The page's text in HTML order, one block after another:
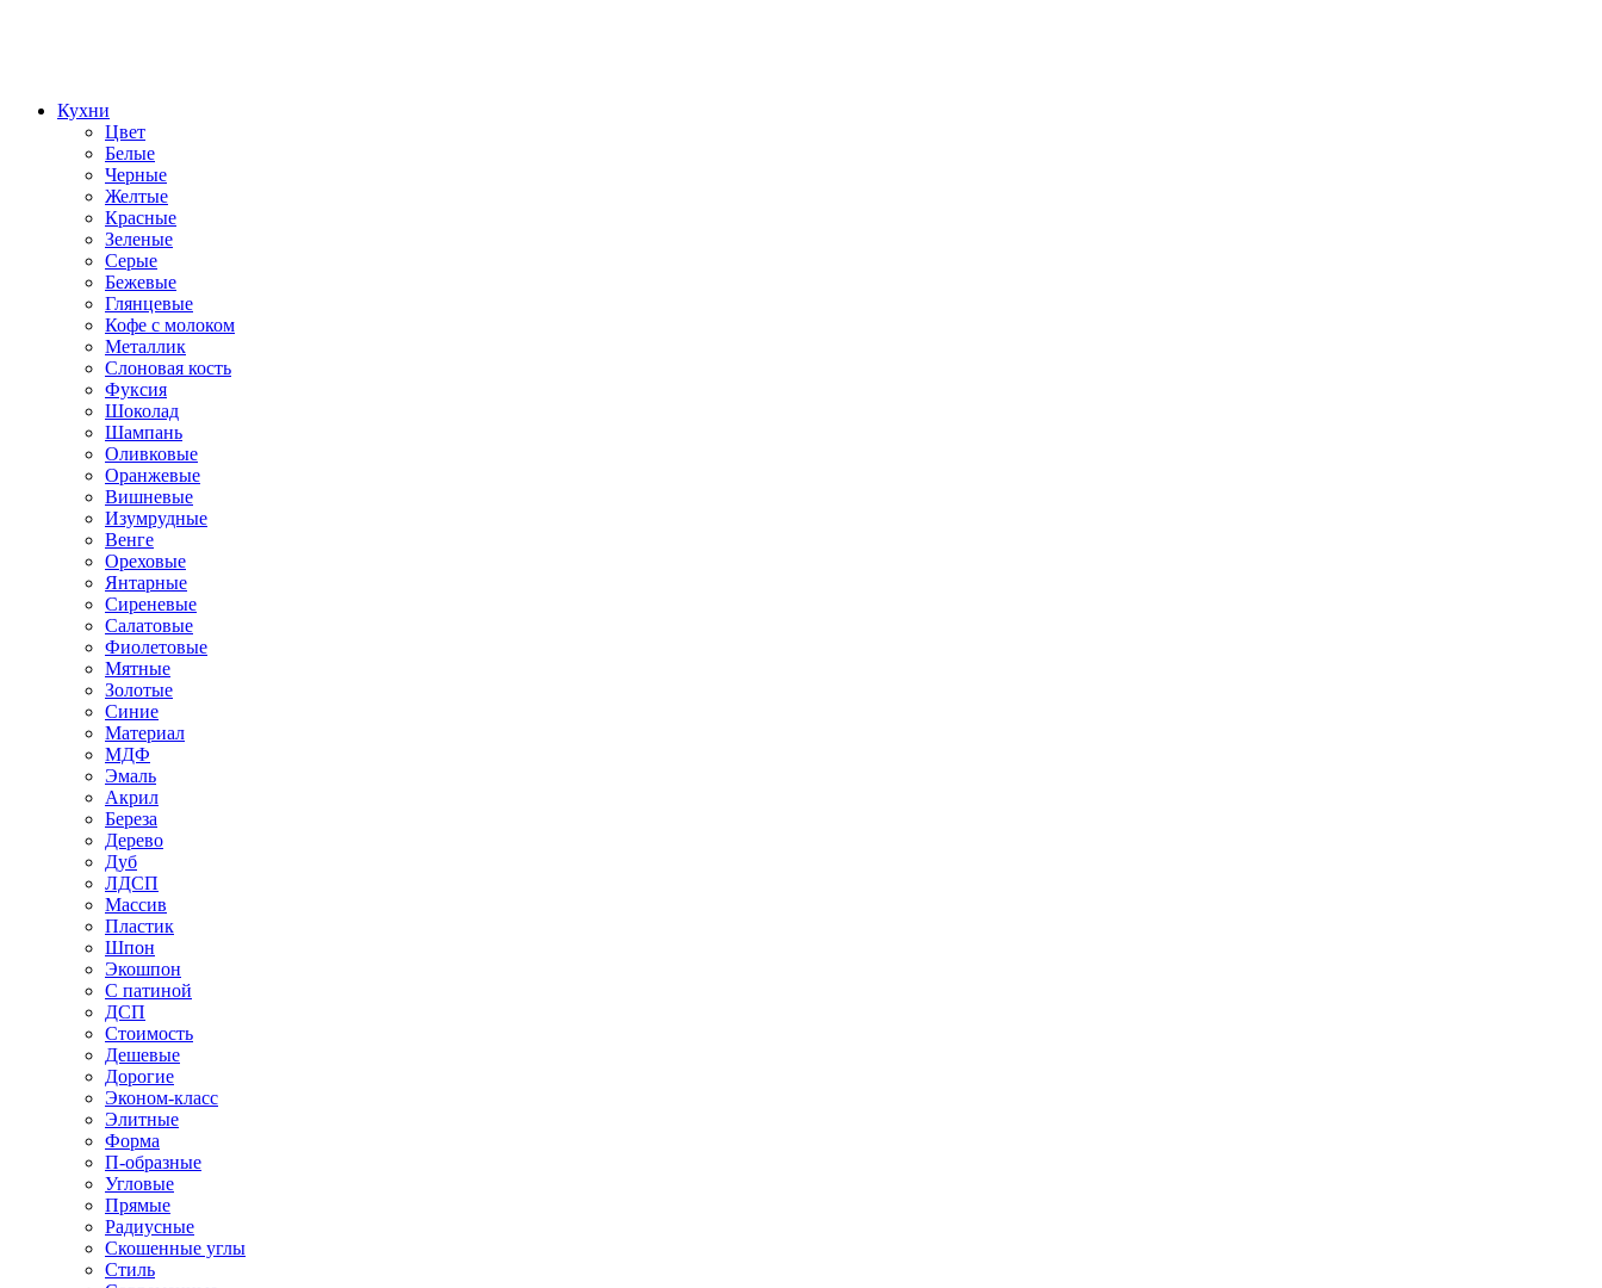
Кухни
Цвет
Белые
Черные
Желтые
Красные
Зеленые
Серые
Бежевые
Глянцевые
Кофе с молоком
Металлик
Слоновая кость
Фуксия
Шоколад
Шампань
Оливковые
Оранжевые
Вишневые
Изумрудные
Венге
Ореховые
Янтарные
Сиреневые
Салатовые
Фиолетовые
Мятные
Золотые
Синие
Материал
МДФ
Эмаль
Акрил
Береза
Дерево
Дуб
ЛДСП
Массив
Пластик
Шпон
Экошпон
С патиной
ДСП
Стоимость
Дешевые
Дорогие
Эконом-класс
Элитные
Форма
П-образные
Угловые
Прямые
Радиусные
Скошенные углы
Стиль